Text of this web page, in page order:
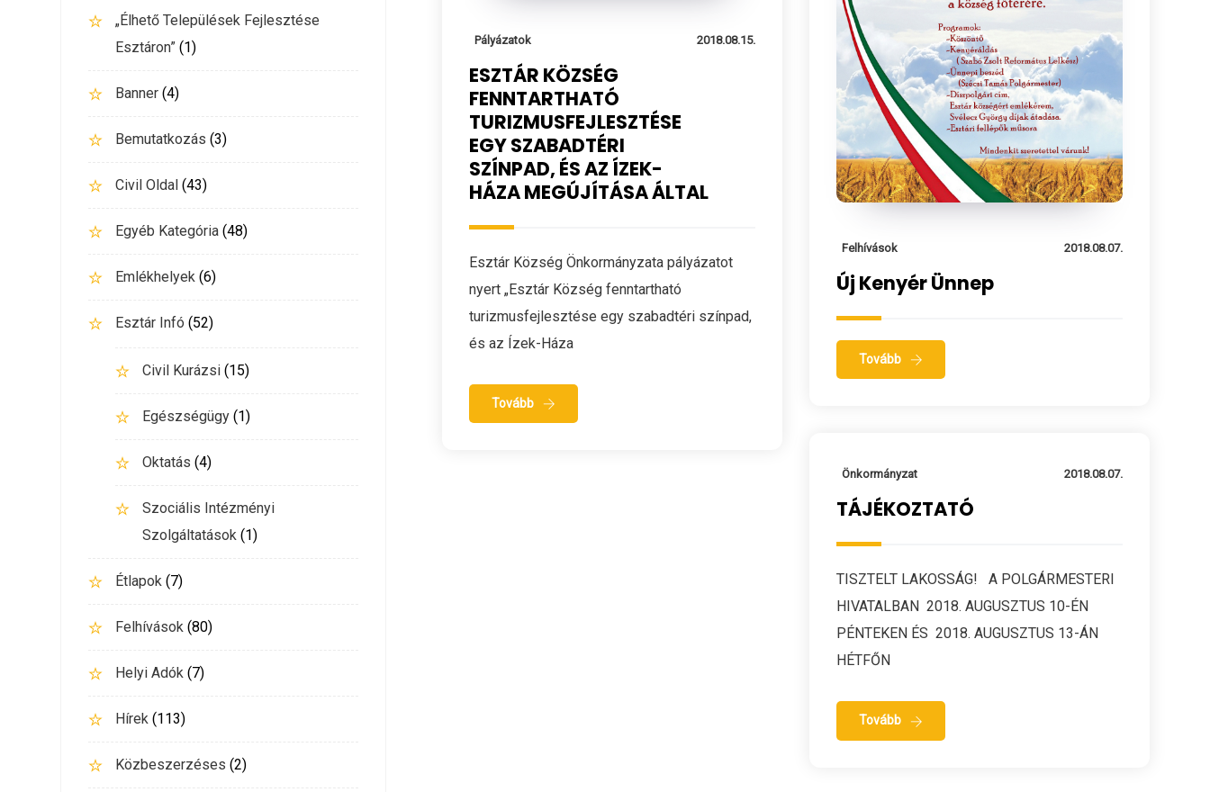
Pályázatok 2018.08.15.
ESZTÁR KÖZSÉG
FENNTARTHATÓ
TURIZMUSFEJLESZTÉSE
EGY SZABADTÉRI
SZÍNPAD, ÉS AZ ÍZEK-
HÁZA MEGÚJÍTÁSA ÁLTAL
Esztár Község Önkormányzata pályázatot
nyert „Esztár Község fenntartható
turizmusfejlesztése egy szabadtéri színpad,
és az Ízek-Háza
Tovább
Felhívások 2018.08.07.
Új Kenyér Ünnep
Tovább
Önkormányzat 2018.08.07.
TÁJÉKOZTATÓ
TISZTELT LAKOSSÁG! A POLGÁRMESTERI
HIVATALBAN 2018. AUGUSZTUS 10-ÉN
PÉNTEKEN ÉS 2018. AUGUSZTUS 13-ÁN
HÉTFŐN
Tovább
„Élhető Települések Fejlesztése
Esztáron” (1)
Banner (4)
Bemutatkozás (3)
Civil Oldal (43)
Egyéb Kategória (48)
Emlékhelyek (6)
Esztár Infó (52)
Civil Kurázsi (15)
Egészségügy (1)
Oktatás (4)
Szociális Intézményi
Szolgáltatások (1)
Étlapok (7)
Felhívások (80)
Helyi Adók (7)
Hírek (113)
Közbeszerzéses (2)